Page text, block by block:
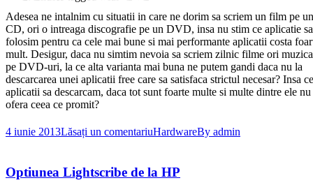
Adesea ne intalnim cu situatii in care ne dorim sa scriem un film pe un
CD, ori o intreaga discografie pe un DVD, insa nu stim ce aplicatie sa
folosim pentru ca cele mai bune si mai performante aplicatii costa
mult. Desigur, daca nu simtim nevoia sa scriem zilnic filme ori muzica
pe DVD-uri, la ce alta varianta mai buna ne putem gandi daca nu la
descarcarea unei aplicatii free care sa satisfaca strictul necesar? Insa ce
aplicatii sa descarcam, daca tot sunt foarte multe si multe dintre ele nu
ofera ceea ce promit?
4 iunie 2013Lăsați un comentariuHardwareBy admin
Optiunea Lightscribe de la HP